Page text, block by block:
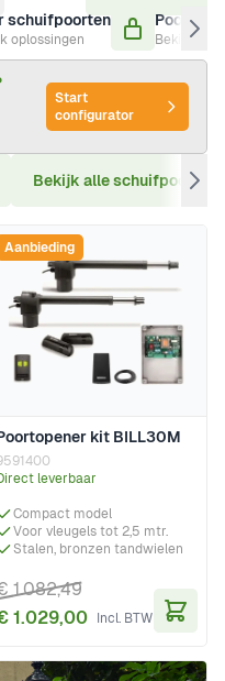
schuifpoorten
oplossingen Bekijk
Start
configurator
Bekijk alle
kit BILL30M
leverbaar
Compact model
Voor vleugels tot 2,5 mtr.
Stalen, bronzen tandwielen
1.029,00
1.082,49
Aanbieding